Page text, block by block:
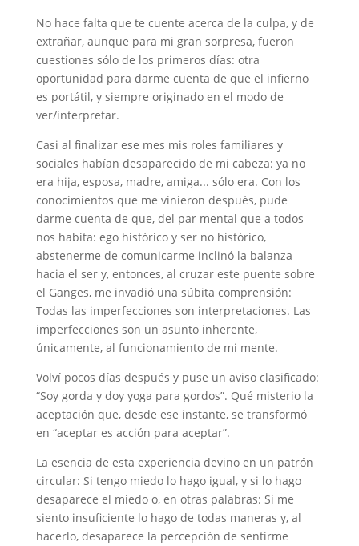
No hace falta que te cuente acerca de la culpa, y de
extrañar, aunque para mi gran sorpresa, fueron
cuestiones sólo de los primeros días: otra
oportunidad para darme cuenta de que el infierno
es portátil, y siempre originado en el modo de
ver/interpretar.
Casi al finalizar ese mes mis roles familiares y
sociales habían desaparecido de mi cabeza: ya no
era hija, esposa, madre, amiga... sólo era. Con los
conocimientos que me vinieron después, pude
darme cuenta de que, del par mental que a todos
nos habita: ego histórico y ser no histórico,
abstenerme de comunicarme inclinó la balanza
hacia el ser y, entonces, al cruzar este puente sobre
el Ganges, me invadió una súbita comprensión:
Todas las imperfecciones son interpretaciones. Las
imperfecciones son un asunto inherente,
únicamente, al funcionamiento de mi mente.
Volví pocos días después y puse un aviso clasificado:
“Soy gorda y doy yoga para gordos”. Qué misterio la
aceptación que, desde ese instante, se transformó
en “aceptar es acción para aceptar”.
La esencia de esta experiencia devino en un patrón
circular: Si tengo miedo lo hago igual, y si lo hago
desaparece el miedo o, en otras palabras: Si me
siento insuficiente lo hago de todas maneras y, al
hacerlo, desaparece la percepción de sentirme